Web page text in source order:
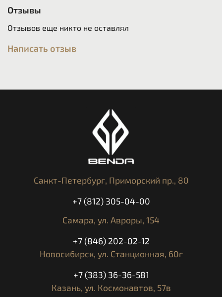
Отзывы
Отзывов еще никто не оставлял
Написать отзыв
Санкт-Петербург, Приморский пр., 80
+7 (812) 305-04-00
Самара, ул. Авроры, 154
+7 (846) 202-02-12
Новосибирск, ул. Станционная, 60г
+7 (383) 36-36-581
Казань, ул. Космонавтов, 57в